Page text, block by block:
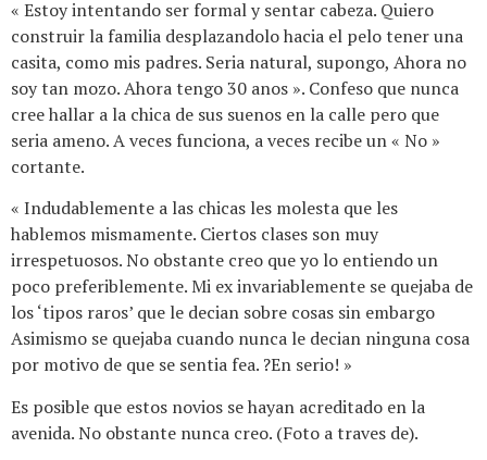
« Estoy intentando ser formal y sentar cabeza. Quiero
construir la familia desplazandolo hacia el pelo tener una
casita, como mis padres. Seri­a natural, supongo, Ahora no
soy tan mozo. Ahora tengo 30 anos ». Confeso que nunca
cree hallar a la chica de sus suenos en la calle pero que
seri­a ameno. A veces funciona, a veces recibe un « No »
cortante.
« Indudablemente a las chicas les molesta que les
hablemos mismamente. Ciertos clases son muy
irrespetuosos. No obstante creo que yo lo entiendo un
poco preferiblemente. Mi ex invariablemente se quejaba de
los ‘tipos raros’ que le decian sobre cosas sin embargo
Asimismo se quejaba cuando nunca le decian ninguna cosa
por motivo de que se sentia fea. ?En serio! »
Es posible que estos novios se hayan acreditado en la
avenida. No obstante nunca creo. (Foto a traves de).